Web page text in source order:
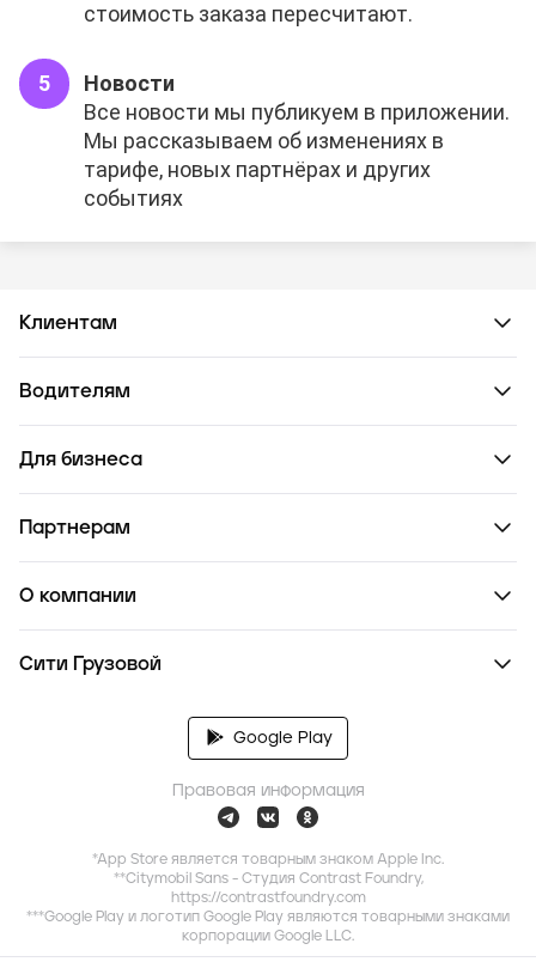
стоимость заказа пересчитают.
Новости
Все новости мы публикуем в приложении.
Мы рассказываем об изменениях в
тарифе, новых партнёрах и других
событиях
Клиентам
Водителям
Для бизнеса
Партнерам
О компании
Сити Грузовой
Google Play
Правовая информация
*App Store является товарным знаком Apple Inc.
**Citymobil Sans - Студия Contrast Foundry,
https://contrastfoundry.com
***Google Play и логотип Google Play являются товарными знаками
корпорации Google LLC.